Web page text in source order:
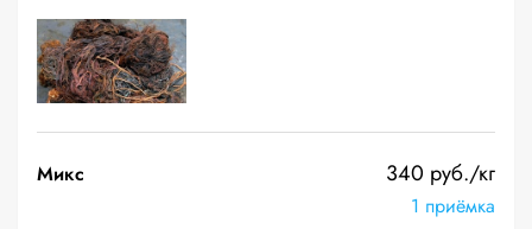
Микс 340 руб./кг
1 приёмка